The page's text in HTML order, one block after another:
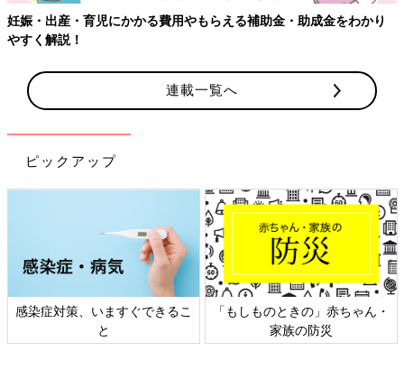
妊娠・出産・育児にかかる費用やもらえる補助金・助成金をわかり
やすく解説！
連載一覧へ
ピックアップ
感染症対策、いますぐできるこ
と
「もしものときの」赤ちゃん・
家族の防災